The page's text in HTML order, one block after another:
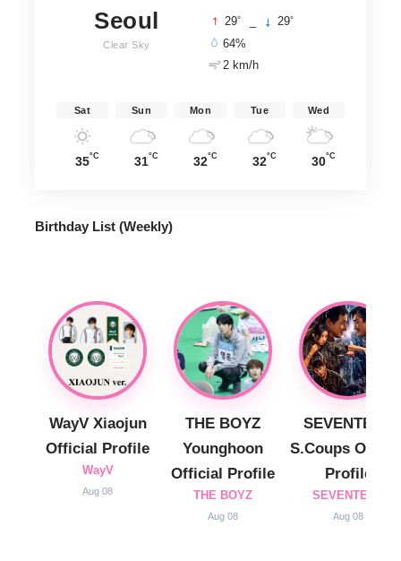
Seoul
Clear Sky
29° 29°
64%
2 km/h
Sat
35°C
Sun
31°C
Mon
32°C
Tue
32°C
Wed
30°C
Birthday List (Weekly)
WayV Xiaojun
Official Profile
WayV
Aug 08
THE BOYZ
Younghoon
Official Profile
THE BOYZ
Aug 08
SEVENTEEN
S.Coups
Profile
SEVENTEEN
Aug 08